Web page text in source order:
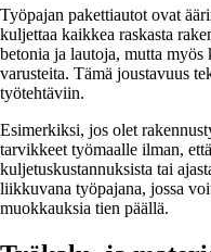
Työpajan pakettiautot ovat
kuljettaa kaikkea raskasta
betonia ja lautoja, mutta
varusteita. Tämä joustavuus
työtehtäviin.
Esimerkiksi, jos olet
tarvikkeet työmaalle ilman,
kuljetuskustannuksista tai
liikkuvana työpajana, jossa
muokkauksia tien päällä.